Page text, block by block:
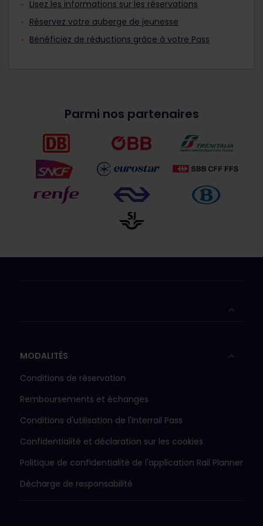
Lisez les informations sur les réservations
Réservez votre auberge de jeunesse
Bénéficiez de réductions grâce à votre Pass
Parmi nos partenaires
MODALITÉS
Conditions de réservation
Remboursements et échanges
Conditions d'utilisation de l'Interrail Pass
Confidentialité et déclaration sur les cookies
Politique de confidentialité de l'application Rail Planner
Décharge de responsabilité